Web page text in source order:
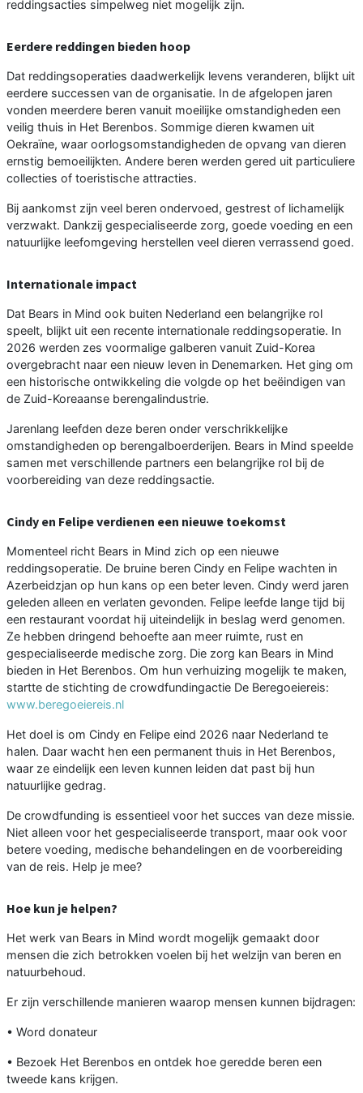
reddingsacties simpelweg niet mogelijk zijn.
Eerdere reddingen bieden hoop
Dat reddingsoperaties daadwerkelijk levens veranderen, blijkt uit
eerdere successen van de organisatie. In de afgelopen jaren
vonden meerdere beren vanuit moeilijke omstandigheden een
veilig thuis in Het Berenbos. Sommige dieren kwamen uit
Oekraïne, waar oorlogsomstandigheden de opvang van dieren
ernstig bemoeilijkten. Andere beren werden gered uit particuliere
collecties of toeristische attracties.
Bij aankomst zijn veel beren ondervoed, gestrest of lichamelijk
verzwakt. Dankzij gespecialiseerde zorg, goede voeding en een
natuurlijke leefomgeving herstellen veel dieren verrassend goed.
Internationale impact
Dat Bears in Mind ook buiten Nederland een belangrijke rol
speelt, blijkt uit een recente internationale reddingsoperatie. In
2026 werden zes voormalige galberen vanuit Zuid-Korea
overgebracht naar een nieuw leven in Denemarken. Het ging om
een historische ontwikkeling die volgde op het beëindigen van
de Zuid-Koreaanse berengalindustrie.
Jarenlang leefden deze beren onder verschrikkelijke
omstandigheden op berengalboerderijen. Bears in Mind speelde
samen met verschillende partners een belangrijke rol bij de
voorbereiding van deze reddingsactie.
Cindy en Felipe verdienen een nieuwe toekomst
Momenteel richt Bears in Mind zich op een nieuwe
reddingsoperatie. De bruine beren Cindy en Felipe wachten in
Azerbeidzjan op hun kans op een beter leven. Cindy werd jaren
geleden alleen en verlaten gevonden. Felipe leefde lange tijd bij
een restaurant voordat hij uiteindelijk in beslag werd genomen.
Ze hebben dringend behoefte aan meer ruimte, rust en
gespecialiseerde medische zorg. Die zorg kan Bears in Mind
bieden in Het Berenbos. Om hun verhuizing mogelijk te maken,
startte de stichting de crowdfundingactie De Beregoeiereis:
www.beregoeiereis.nl
Het doel is om Cindy en Felipe eind 2026 naar Nederland te
halen. Daar wacht hen een permanent thuis in Het Berenbos,
waar ze eindelijk een leven kunnen leiden dat past bij hun
natuurlijke gedrag.
De crowdfunding is essentieel voor het succes van deze missie.
Niet alleen voor het gespecialiseerde transport, maar ook voor
betere voeding, medische behandelingen en de voorbereiding
van de reis. Help je mee?
Hoe kun je helpen?
Het werk van Bears in Mind wordt mogelijk gemaakt door
mensen die zich betrokken voelen bij het welzijn van beren en
natuurbehoud.
Er zijn verschillende manieren waarop mensen kunnen bijdragen:
• Word donateur
• Bezoek Het Berenbos en ontdek hoe geredde beren een
tweede kans krijgen.